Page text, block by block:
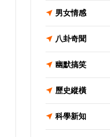
男女情感
八卦奇聞
幽默搞笑
歷史縱橫
科學新知